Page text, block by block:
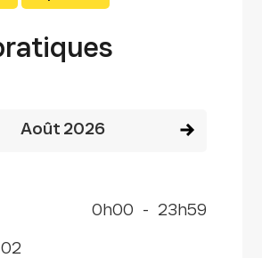
précédent
août 2026
0h00 - 23h59
02